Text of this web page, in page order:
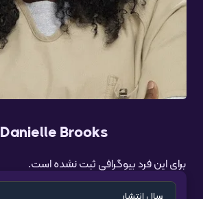
Danielle Brooks
برای این فرد بیوگرافی ثبت نشده است.